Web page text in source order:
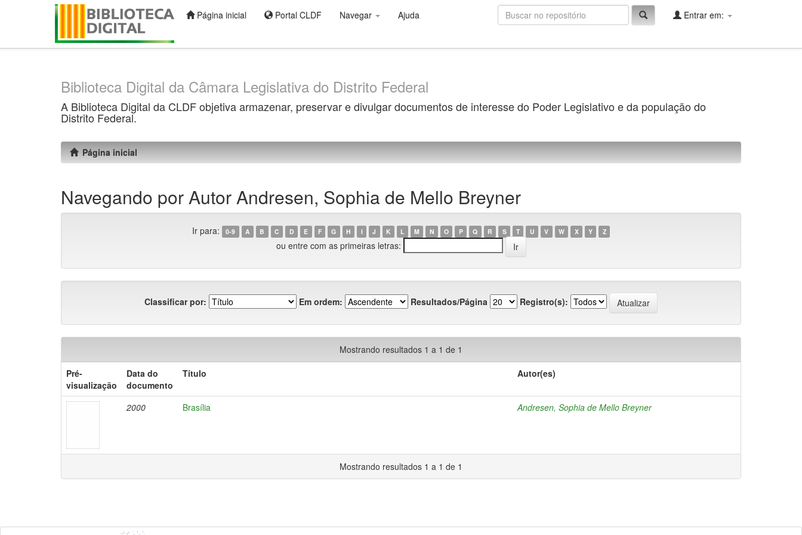
Página inicial Portal CLDF Navegar Ajuda Entrar em:
Biblioteca Digital da Câmara Legislativa do Distrito Federal
A Biblioteca Digital da CLDF objetiva armazenar, preservar e divulgar documentos de interesse do Poder Legislativo e da população do
Distrito Federal.
Página inicial
Navegando por Autor Andresen, Sophia de Mello Breyner
Ir para: 0-9 A B C D E F G H I J K L M N O P Q R S T U V W X Y Z
ou entre com as primeiras letras:
Classificar por: Em ordem: Resultados/Página Registro(s):
Mostrando resultados 1 a 1 de 1
Pré-
visualização
Data do
documento
Título Autor(es)
2000 Brasília Andresen, Sophia de Mello Breyner
Mostrando resultados 1 a 1 de 1